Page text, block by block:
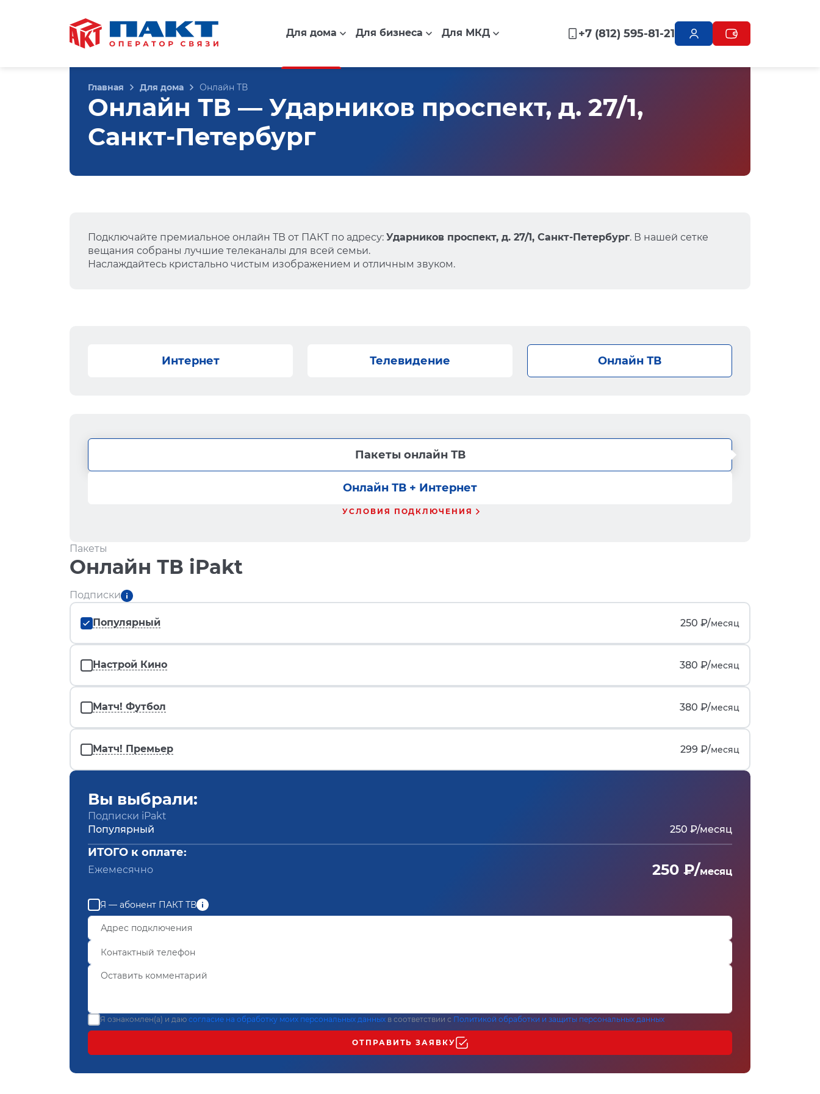
Для дома Для бизнеса Для МКД +7 (812) 595-81-21
Главная Для дома Онлайн ТВ
Онлайн ТВ — Ударников проспект, д. 27/1,
Санкт-Петербург
Подключайте премиальное онлайн ТВ от ПАКТ по адресу: Ударников проспект, д. 27/1, Санкт-Петербург. В нашей сетке
вещания собраны лучшие телеканалы для всей семьи.
Наслаждайтесь кристально чистым изображением и отличным звуком.
Интернет Телевидение Онлайн ТВ
Пакеты онлайн ТВ
Онлайн ТВ + Интернет
УСЛОВИЯ ПОДКЛЮЧЕНИЯ
Пакеты
Онлайн ТВ iPakt
Подписки
Популярный 250 ₽/месяц
Настрой Кино 380 ₽/месяц
Матч! Футбол 380 ₽/месяц
Матч! Премьер 299 ₽/месяц
Вы выбрали:
Подписки iPakt
Популярный
250 ₽/месяц
ИТОГО к оплате:
Ежемесячно 250 ₽/месяц
Я — абонент ПАКТ ТВ
Я ознакомлен(а) и даю согласие на обработку моих персональных данных в соответствии с Политикой обработки и защиты персональных данных
ОТПРАВИТЬ ЗАЯВКУ